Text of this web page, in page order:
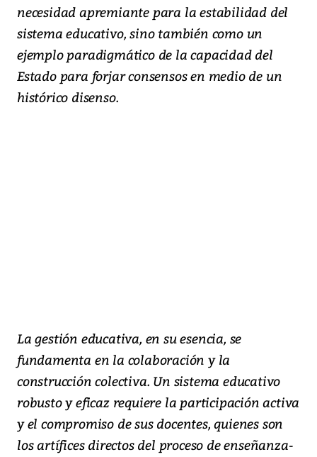
necesidad apremiante para la estabilidad del
sistema educativo, sino también como un
ejemplo paradigmático de la capacidad del
Estado para forjar consensos en medio de un
histórico disenso.
La gestión educativa, en su esencia, se
fundamenta en la colaboración y la
construcción colectiva. Un sistema educativo
robusto y eficaz requiere la participación activa
y el compromiso de sus docentes, quienes son
los artífices directos del proceso de enseñanza-